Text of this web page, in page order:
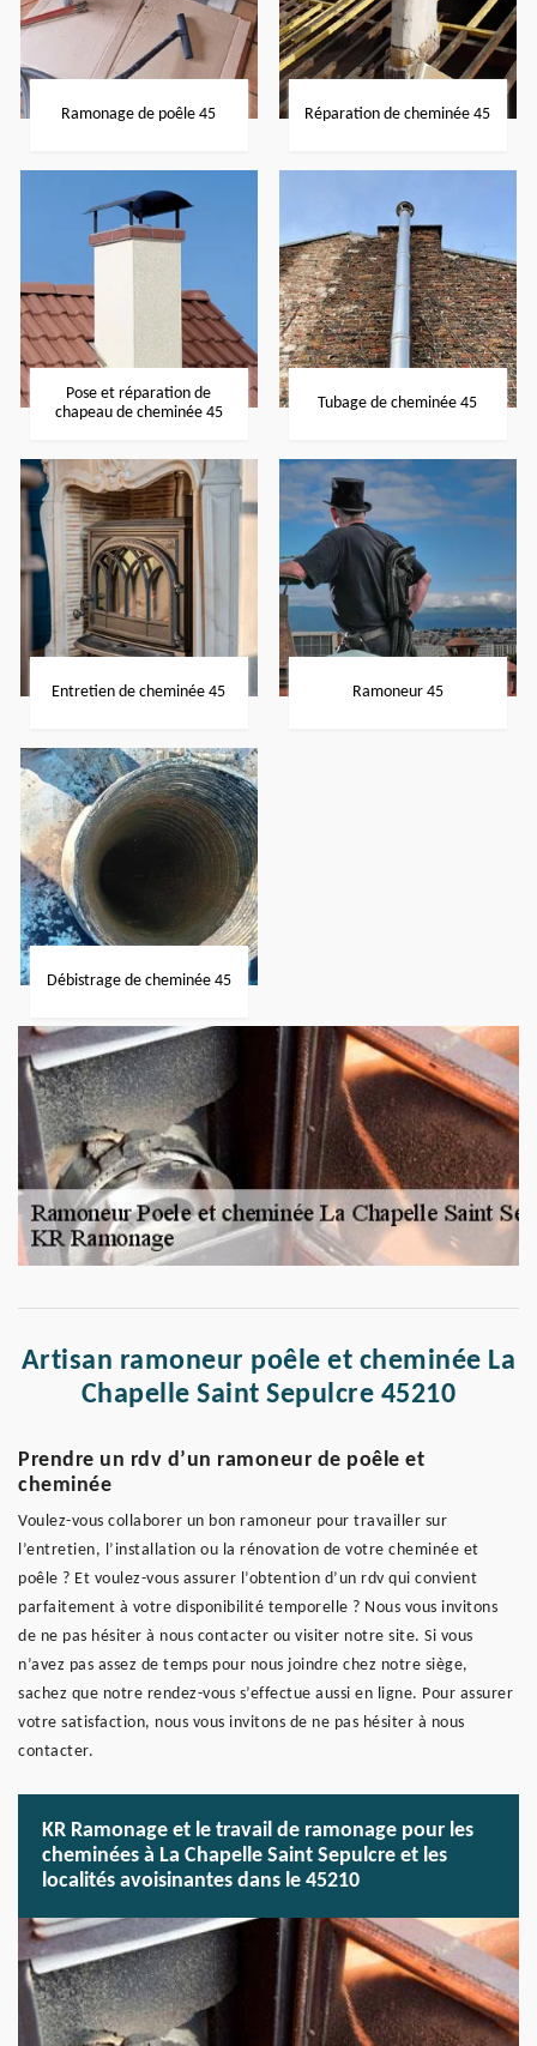
Ramonage de poêle 45 Réparation de cheminée 45
Pose et réparation de
chapeau de cheminée 45
Tubage de cheminée 45
Entretien de cheminée 45 Ramoneur 45
Débistrage de cheminée 45
Artisan ramoneur poêle et cheminée La
Chapelle Saint Sepulcre 45210
Prendre un rdv d’un ramoneur de poêle et
cheminée
Voulez-vous collaborer un bon ramoneur pour travailler sur
l’entretien, l’installation ou la rénovation de votre cheminée et
poêle ? Et voulez-vous assurer l’obtention d’un rdv qui convient
parfaitement à votre disponibilité temporelle ? Nous vous invitons
de ne pas hésiter à nous contacter ou visiter notre site. Si vous
n’avez pas assez de temps pour nous joindre chez notre siège,
sachez que notre rendez-vous s’effectue aussi en ligne. Pour assurer
votre satisfaction, nous vous invitons de ne pas hésiter à nous
contacter.
KR Ramonage et le travail de ramonage pour les
cheminées à La Chapelle Saint Sepulcre et les
localités avoisinantes dans le 45210